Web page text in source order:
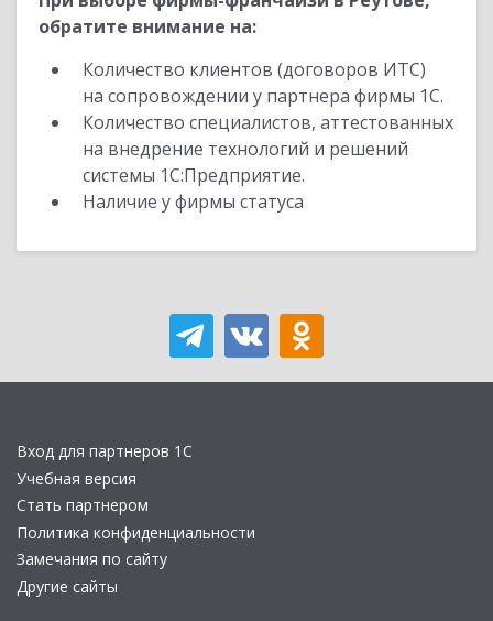
обратите внимание на:
Количество клиентов (договоров ИТС)
на сопровождении у партнера фирмы 1С.
Количество специалистов, аттестованных
на внедрение технологий и решений
системы 1С:Предприятие.
Наличие у фирмы статуса
Вход для партнеров 1С
Учебная версия
Стать партнером
Политика конфиденциальности
Замечания по сайту
Другие сайты